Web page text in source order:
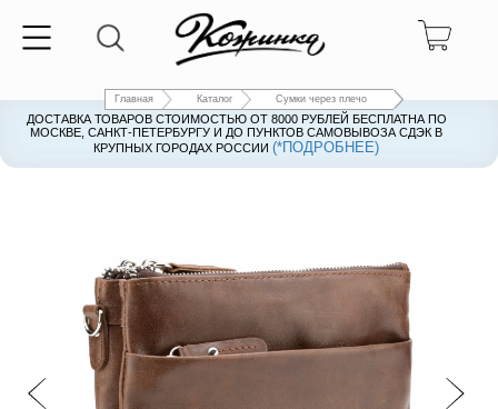
Главная Каталог Сумки через плечо
ДОСТАВКА ТОВАРОВ СТОИМОСТЬЮ ОТ 8000 РУБЛЕЙ БЕСПЛАТНА ПО
МОСКВЕ, САНКТ-ПЕТЕРБУРГУ И ДО ПУНКТОВ САМОВЫВОЗА СДЭК В
КРУПНЫХ ГОРОДАХ РОССИИ(*ПОДРОБНЕЕ)
ДОСТАВКА ТОВАРОВ СТОИМОСТЬЮ ОТ 8000 РУБЛЕЙ БЕСПЛАТНА ПО
МОСКВЕ, САНКТ-ПЕТЕРБУРГУ И ДО ПУНКТОВ САМОВЫВОЗА СДЭК В
КРУПНЫХ ГОРОДАХ РОССИИ(*ПОДРОБНЕЕ)